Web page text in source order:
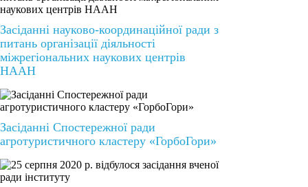
Засіданні науково-координаційної ради з
питань організації діяльності
міжрегіональних наукових центрів
НААН
Засіданні Спостережної ради
агротуристичного кластеру «ГорбоГори»